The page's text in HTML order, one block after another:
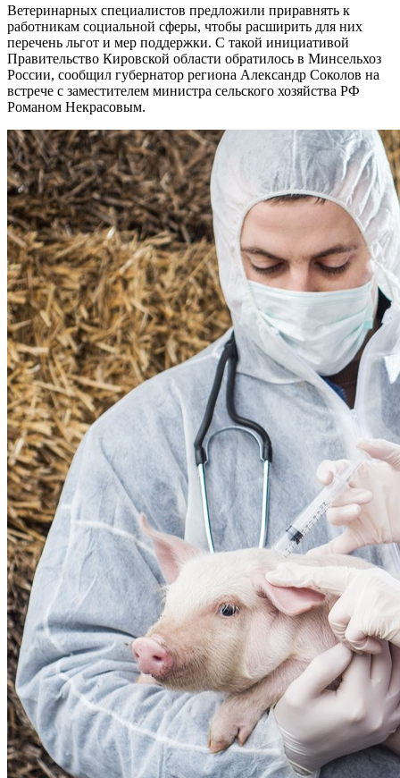
Ветеринарных специалистов предложили приравнять к
работникам социальной сферы, чтобы расширить для них
перечень льгот и мер поддержки. С такой инициативой
Правительство Кировской области обратилось в Минсельхоз
России, сообщил губернатор региона Александр Соколов на
встрече с заместителем министра сельского хозяйства РФ
Романом Некрасовым.